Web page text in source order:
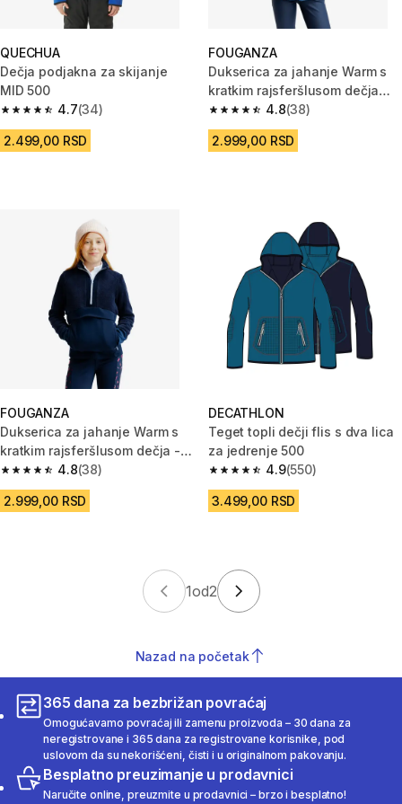
QUECHUA
Dečja podjakna za skijanje
MID 500
4.7
4.7 od 5 zvezdica from 34 Recenzije
(34)
2.499,00 RSD
FOUGANZA
Dukserica za jahanje Warm s
kratkim rajsferšlusom dečja
kometa plava/ljubičasta
4.8
4.8 od 5 zvezdica from 38
(38)
2.999,00 RSD
FOUGANZA
Dukserica za jahanje Warm s
kratkim rajsferšlusom dečja -
plava/crna/ljubičasta
4.8
4.8 od 5 zvezdica from 38 Recenzije
(38)
2.999,00 RSD
DECATHLON
Teget topli dečji flis s dva lica
za jedrenje 500
4.9
4.9 od 5 zvezdica from 550
(550)
3.499,00 RSD
1od2
Nazad na početak
365 dana za bezbrižan povraćaj
Omogućavamo povraćaj ili zamenu proizvoda – 30 dana za
neregistrovane i 365 dana za registrovane korisnike, pod
uslovom da su nekorišćeni, čisti i u originalnom pakovanju.
Besplatno preuzimanje u prodavnici
Naručite online, preuzmite u prodavnici – brzo i besplatno!